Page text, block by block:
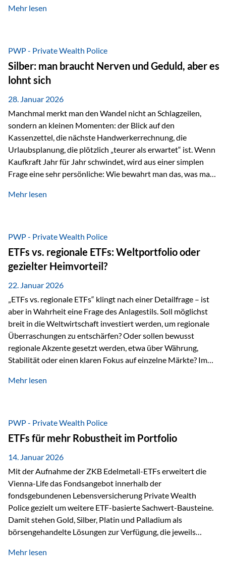
starken Anstiegen. Diese verändern jedoch nicht die
von geopolitischen Spannungen, einer stark ausgeweiteten
Geldmenge sowie strukturellen Verschiebungen an den
Kapitalmärkten geprägt ist, bleibt Gold ein bewährter Anker.
Nicht, weil…
Mehr lesen
PWP - Private Wealth Police
Silber: man braucht Nerven und Geduld, aber es
lohnt sich
28. Januar 2026
Manchmal merkt man den Wandel nicht an Schlagzeilen,
sondern an kleinen Momenten: der Blick auf den
Kassenzettel, die nächste Handwerkerrechnung, die
Urlaubsplanung, die plötzlich „teurer als erwartet“ ist. Wenn
Kaufkraft Jahr für Jahr schwindet, wird aus einer simplen
Frage eine sehr persönliche: Wie bewahrt man das, was man
Sachwerten mit einer Investition in Sachwerte zu
gerade dann, wenn Märkte nervös werden,…
Mehr lesen
PWP - Private Wealth Police
ETFs vs. regionale ETFs: Weltportfolio oder
gezielter Heimvorteil?
22. Januar 2026
„ETFs vs. regionale ETFs“ klingt nach einer Detailfrage – ist
aber in Wahrheit eine Frage des Anlagestils. Soll möglichst
breit in die Weltwirtschaft investiert werden, um regionale
Überraschungen zu entschärfen? Oder sollen bewusst
regionale Akzente gesetzt werden, etwa über Währung,
Stabilität oder einen klaren Fokus auf einzelne Märkte? Im
Wealth Police der Vienna-Life lassen sich beide Ansätze
Risikostreuung, Inflationsrobustheit und Stabilisierung. 1)
Die Philosophiefrage: breit oder bewusst? Global investieren
bedeutet: Das Portfolio bildet die Weltmärkte möglichst
breit ab, ohne die…
Mehr lesen
PWP - Private Wealth Police
ETFs für mehr Robustheit im Portfolio
14. Januar 2026
Mit der Aufnahme der ZKB Edelmetall-ETFs erweitert die
Vienna-Life das Fondsangebot innerhalb der
fondsgebundenen Lebensversicherung Private Wealth
Police gezielt um weitere ETF-basierte Sachwert-Bausteine.
Damit stehen Gold, Silber, Platin und Palladium als
börsengehandelte Lösungen zur Verfügung, die jeweils
dabei nicht auf einzelnen Marktmeinungen, sondern auf
Mehr lesen